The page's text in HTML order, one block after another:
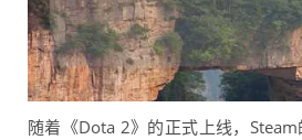
随着《Dota 2》的正式上线，